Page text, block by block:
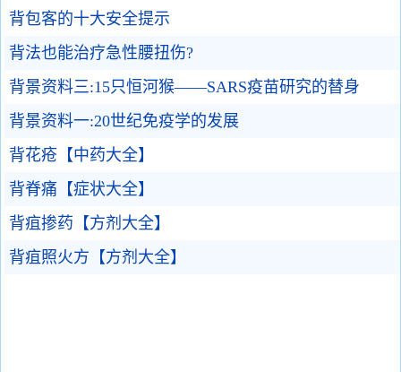
背包客的十大安全提示
背法也能治疗急性腰扭伤?
背景资料三:15只恒河猴——SARS疫苗研究的替身
背景资料一:20世纪免疫学的发展
背花疮【中药大全】
背脊痛【症状大全】
背疽掺药【方剂大全】
背疽照火方【方剂大全】